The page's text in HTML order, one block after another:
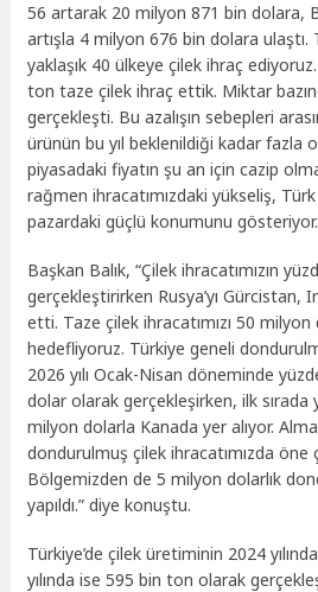
56 artarak 20 milyon 871 bin dolara,
artışla 4 milyon 676 bin dolara ulaştı.
yaklaşık 40 ülkeye çilek ihraç
ton taze çilek ihraç ettik. Miktar
gerçekleşti. Bu azalışın sebepleri
ürünün bu yıl beklenildiği kadar fazla
piyasadaki fiyatın şu an için cazip
rağmen ihracatımızdaki yükseliş,
pazardaki güçlü konumunu
Başkan Balık, “Çilek ihracatımızın
gerçekleştirirken Rusya’yı Gürcistan,
etti. Taze çilek ihracatımızı 50 milyon
hedefliyoruz. Türkiye geneli
2026 yılı Ocak-Nisan döneminde
dolar olarak gerçekleşirken, ilk sırada
milyon dolarla Kanada yer alıyor.
dondurulmuş çilek ihracatımızda öne
Bölgemizden de 5 milyon dolarlık
yapıldı.” diye konuştu.
Türkiye’de çilek üretiminin 2024
yılında ise 595 bin ton olarak